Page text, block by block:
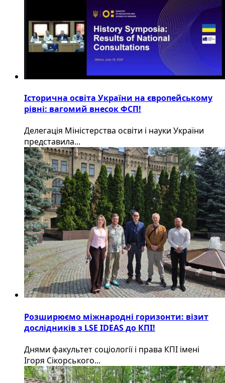
Історична освіта України на європейському
рівні: вагомий внесок ФСП!
Делегація Міністерства освіти і науки України
представила...
Розширюємо міжнародні горизонти: візит
дослідників з LSE IDEAS до КПІ!
Днями факультет соціології і права КПІ імені
Ігоря Сікорського...